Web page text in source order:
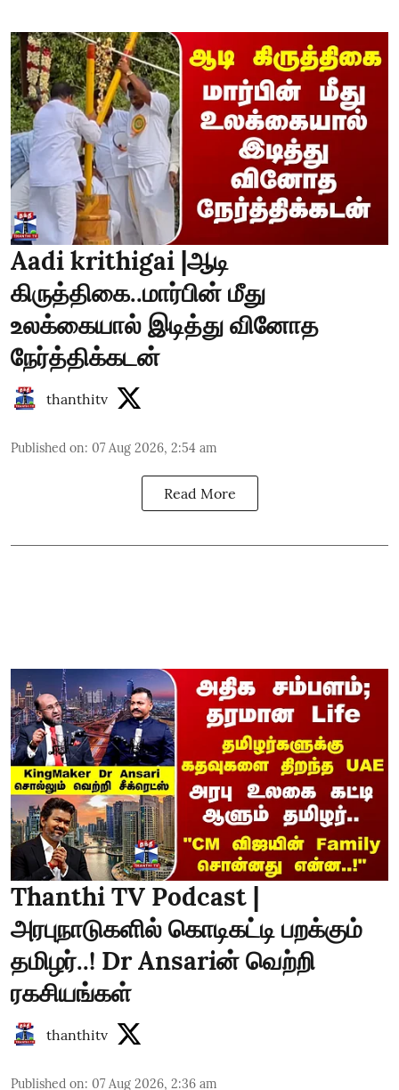
Aadi krithigai |ஆடி
கிருத்திகை..மார்பின் மீது
உலக்கையால் இடித்து வினோத
நேர்த்திக்கடன்
thanthitv
Published on: 07 Aug 2026, 2:54 am
Read More
Thanthi TV Podcast |
அரபுநாடுகளில் கொடிகட்டி பறக்கும்
தமிழர்..! Dr Ansariன் வெற்றி
ரகசியங்கள்
thanthitv
Published on: 07 Aug 2026, 2:36 am